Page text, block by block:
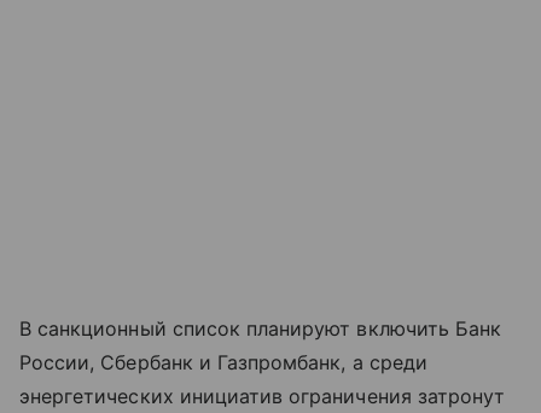
В санкционный список планируют включить Банк
России, Сбербанк и Газпромбанк, а среди
энергетических инициатив ограничения затронут